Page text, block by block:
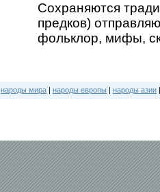
Сохраняются
предков)
фольклор, мифы,
народы мира | народы европы | народы азии